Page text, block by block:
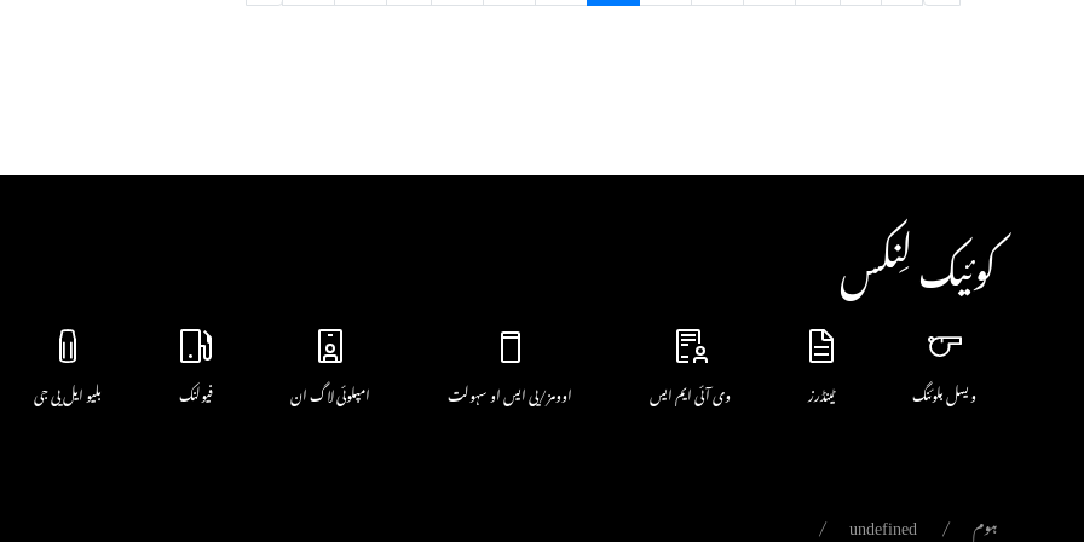
کوئیک لِنکس
ویسل بلوئنگ ٹینڈرز وی آئی ایم ایس اوومز/پی ایس او سہولت امپلوئی لاگ ان فیولنک بلیو ایل پی جی
ہوم undefined